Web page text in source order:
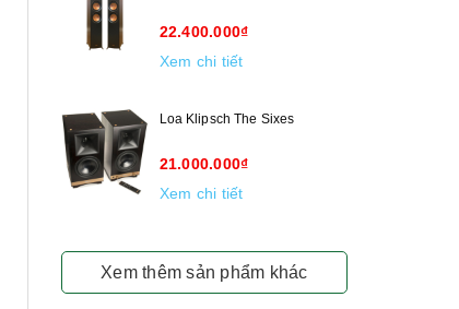
22.400.000₫
Xem chi tiết
Loa Klipsch The Sixes
21.000.000₫
Xem chi tiết
Xem thêm sản phẩm khác